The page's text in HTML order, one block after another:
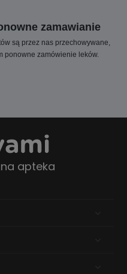
zamawianie
są przez nas przechowywane,
ponowne zamówienie leków.
apteka